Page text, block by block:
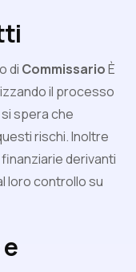
di CommissarioÈ
il processo
spera che
rischi. Inoltre
derivanti
loro controllo su